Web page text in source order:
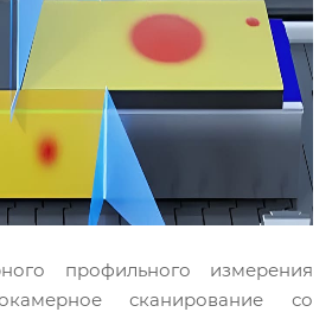
профильного измерения
сканирование со